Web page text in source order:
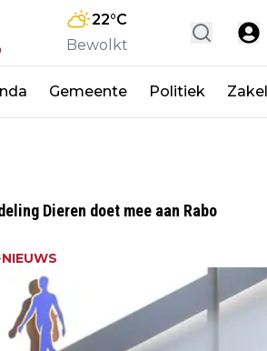
22°C
Bewolkt
Gemeente Politiek
Dieren doet mee aan Rabo
NIEUWS